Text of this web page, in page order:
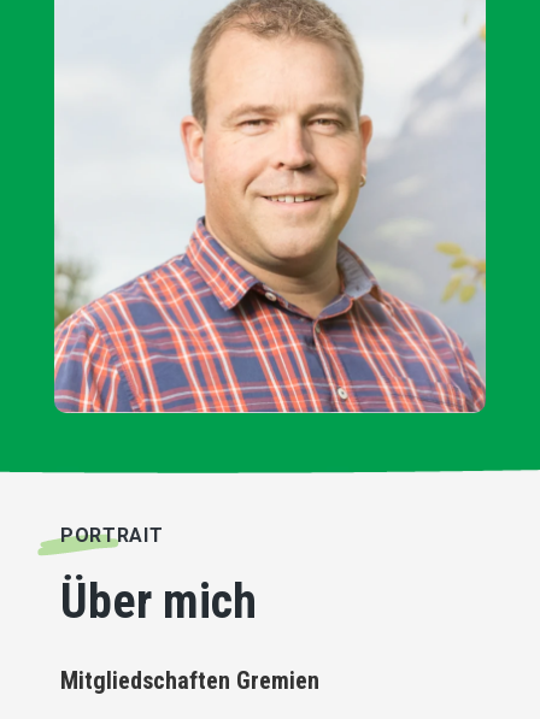
PORTRAIT
Über mich
Mitgliedschaften Gremien